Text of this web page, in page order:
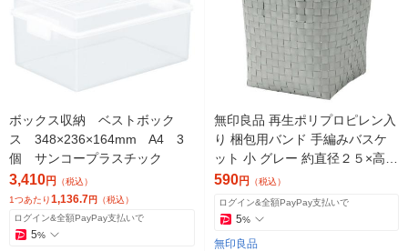
ボックス収納 ベストボック
ス 348×236×164mm A4 3
個 サンコープラスチック
3,410円 （税込）
1つあたり1,136.7円 （税込）
ログイン&全額PayPay支払いで
5%
無印良品 再生ポリプロピレン入
り 梱包用バンド 手編みバスケ
ット 小 グレー 約直径２５×高さ
２０ｃｍ 良品計画
590円 （税込）
ログイン&全額PayPay支払いで
5%
無印良品